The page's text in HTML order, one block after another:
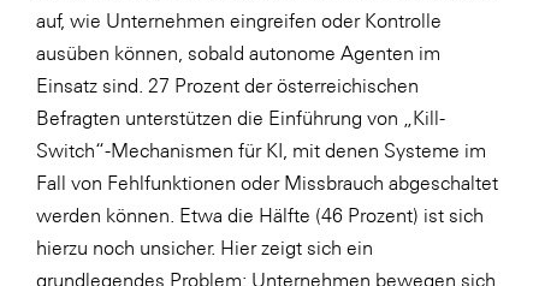
auf, wie Unternehmen eingreifen oder Kontrolle
ausüben können, sobald autonome Agenten im
Einsatz sind. 27 Prozent der österreichischen
Befragten unterstützen die Einführung von „Kill-
Switch“-Mechanismen für KI, mit denen Systeme im
Fall von Fehlfunktionen oder Missbrauch abgeschaltet
werden können. Etwa die Hälfte (46 Prozent) ist sich
hierzu noch unsicher. Hier zeigt sich ein
grundlegendes Problem: Unternehmen bewegen sich